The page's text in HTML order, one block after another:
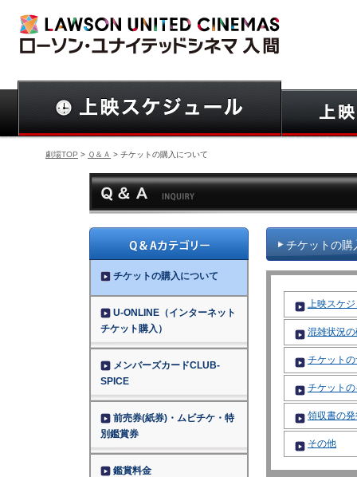
劇場TOP > Ｑ＆Ａ > チケットの購入について
チケットの購
上映スケ
混雑状況
チケット
チケット
領収書の
その他
チケットの購入について
U-ONLINE（インターネット
チケット購入）
メンバーズカードCLUB-
SPICE
前売券(紙券)・ムビチケ・特
別鑑賞券
鑑賞料金